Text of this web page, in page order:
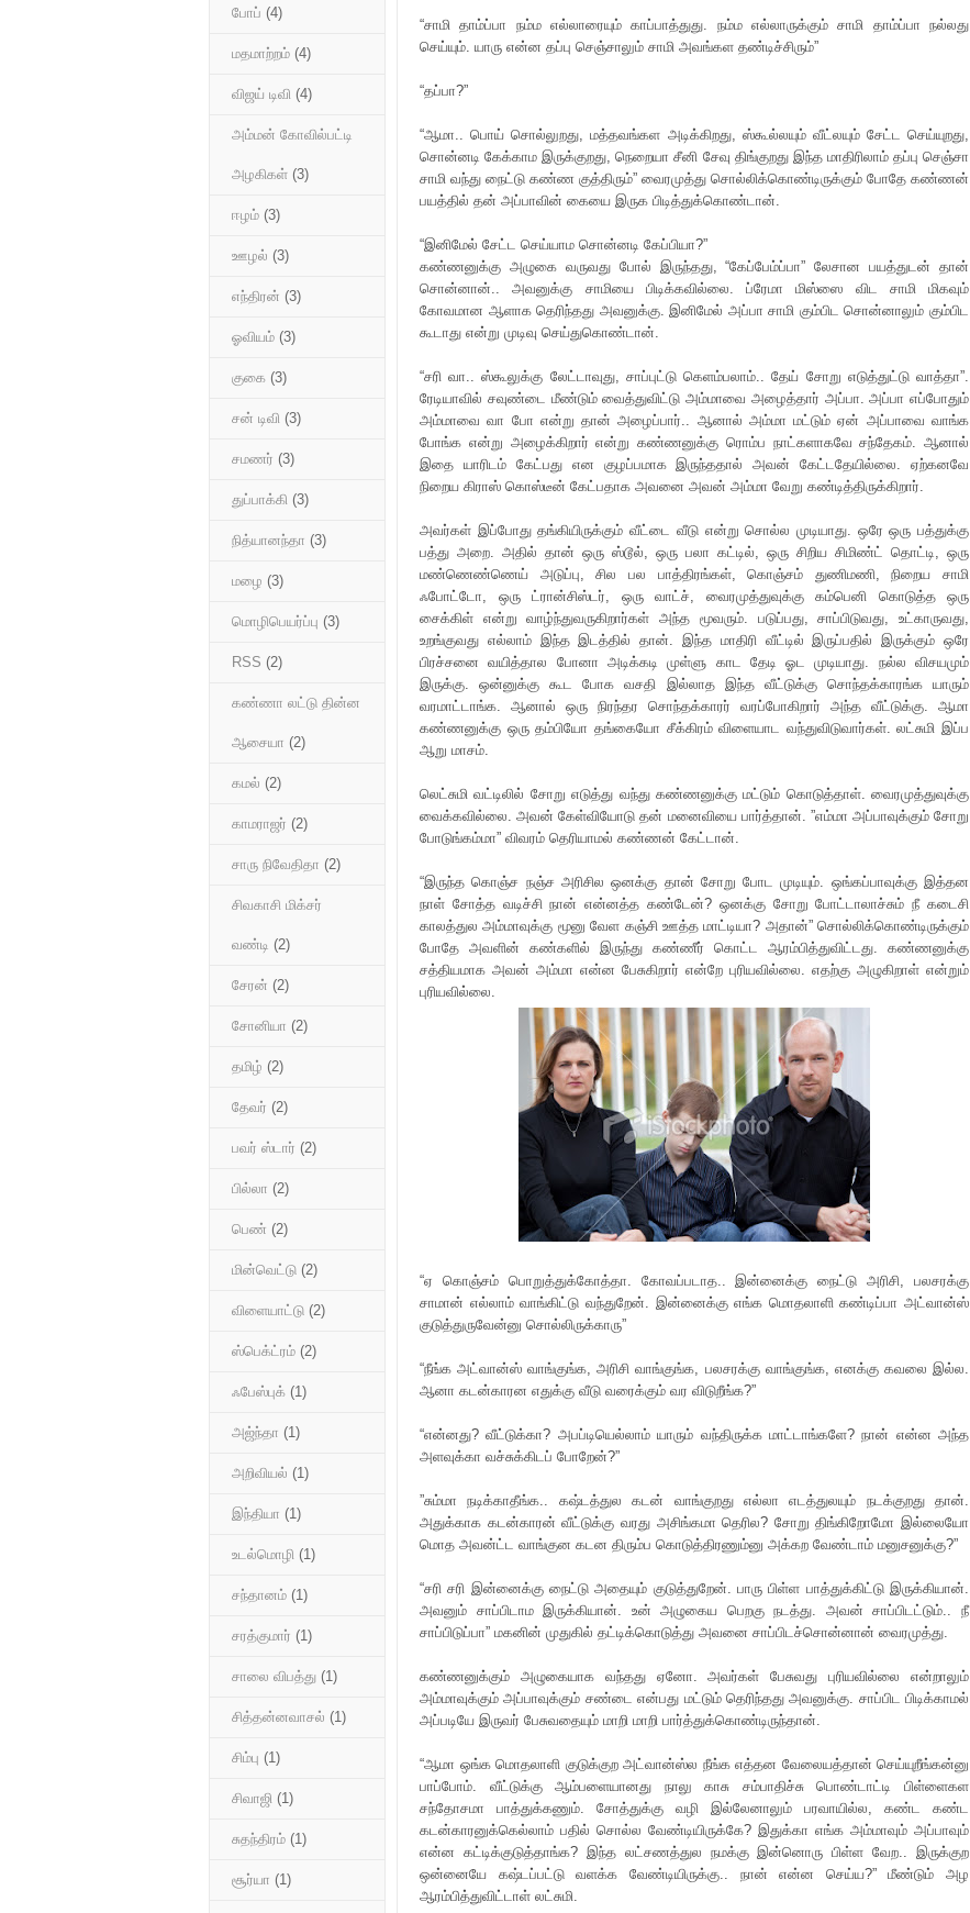
“சாமி தாம்ப்பா நம்ம எல்லாரையும் காப்பாத்துது. நம்ம எல்லாருக்கும் சாமி தாம்ப்பா நல்லது
செய்யும். யாரு என்ன தப்பு செஞ்சாலும் சாமி அவங்கள தண்டிச்சிரும்”
“தப்பா?”
“ஆமா.. பொய் சொல்லுறது, மத்தவங்கள அடிக்கிறது, ஸ்கூல்லயும் வீட்லயும் சேட்ட செய்யுறது,
சொன்னடி கேக்காம இருக்குறது, நெறையா சீனி சேவு திங்குறது இந்த மாதிரிலாம் தப்பு செஞ்சா
சாமி வந்து நைட்டு கண்ண குத்திரும்” வைரமுத்து சொல்லிக்கொண்டிருக்கும் போதே கண்ணன்
பயத்தில் தன் அப்பாவின் கையை இருக பிடித்துக்கொண்டான்.
“இனிமேல் சேட்ட செய்யாம சொன்னடி கேப்பியா?”
கண்ணனுக்கு அழுகை வருவது போல் இருந்தது, “கேப்பேம்ப்பா” லேசான பயத்துடன் தான்
சொன்னான்.. அவனுக்கு சாமியை பிடிக்கவில்லை. ப்ரேமா மிஸ்ஸை விட சாமி மிகவும்
கோவமான ஆளாக தெரிந்தது அவனுக்கு. இனிமேல் அப்பா சாமி கும்பிட சொன்னாலும் கும்பிட
கூடாது என்று முடிவு செய்துகொண்டான்.
“சரி வா.. ஸ்கூலுக்கு லேட்டாவுது, சாப்புட்டு கெளம்பலாம்.. தேய் சோறு எடுத்துட்டு வாத்தா”.
ரேடியாவில் சவுண்டை மீண்டும் வைத்துவிட்டு அம்மாவை அழைத்தார் அப்பா. அப்பா எப்போதும்
அம்மாவை வா போ என்று தான் அழைப்பார்.. ஆனால் அம்மா மட்டும் ஏன் அப்பாவை வாங்க
போங்க என்று அழைக்கிறார் என்று கண்ணனுக்கு ரொம்ப நாட்களாகவே சந்தேகம். ஆனால்
இதை யாரிடம் கேட்பது என குழப்பமாக இருந்ததால் அவன் கேட்டதேயில்லை. ஏற்கனவே
நிறைய கிராஸ் கொஸ்டீன் கேட்பதாக அவனை அவன் அம்மா வேறு கண்டித்திருக்கிறார்.
அவர்கள் இப்போது தங்கியிருக்கும் வீட்டை வீடு என்று சொல்ல முடியாது. ஒரே ஒரு பத்துக்கு
பத்து அறை. அதில் தான் ஒரு ஸ்டூல், ஒரு பலா கட்டில், ஒரு சிறிய சிமிண்ட் தொட்டி, ஒரு
மண்ணெண்ணெய் அடுப்பு, சில பல பாத்திரங்கள், கொஞ்சம் துணிமணி, நிறைய சாமி
ஃபோட்டோ, ஒரு ட்ரான்சிஸ்டர், ஒரு வாட்ச், வைரமுத்துவுக்கு கம்பெனி கொடுத்த ஒரு
சைக்கிள் என்று வாழ்ந்துவருகிறார்கள் அந்த மூவரும். படுப்பது, சாப்பிடுவது, உட்காருவது,
உறங்குவது எல்லாம் இந்த இடத்தில் தான். இந்த மாதிரி வீட்டில் இருப்பதில் இருக்கும் ஒரே
பிரச்சனை வயித்தால போனா அடிக்கடி முள்ளு காட தேடி ஓட முடியாது. நல்ல விசயமும்
இருக்கு. ஒன்னுக்கு கூட போக வசதி இல்லாத இந்த வீட்டுக்கு சொந்தக்காரங்க யாரும்
வரமாட்டாங்க. ஆனால் ஒரு நிரந்தர சொந்தக்காரர் வரப்போகிறார் அந்த வீட்டுக்கு. ஆமா
கண்ணனுக்கு ஒரு தம்பியோ தங்கையோ சீக்கிரம் விளையாட வந்துவிடுவார்கள். லட்சுமி இப்ப
ஆறு மாசம்.
லெட்சுமி வட்டிலில் சோறு எடுத்து வந்து கண்ணனுக்கு மட்டும் கொடுத்தாள். வைரமுத்துவுக்கு
வைக்கவில்லை. அவன் கேள்வியோடு தன் மனைவியை பார்த்தான். ”எம்மா அப்பாவுக்கும் சோறு
போடுங்கம்மா” விவரம் தெரியாமல் கண்ணன் கேட்டான்.
“இருந்த கொஞ்ச நஞ்ச அரிசில ஒனக்கு தான் சோறு போட முடியும். ஒங்கப்பாவுக்கு இத்தன
நாள் சோத்த வடிச்சி நான் என்னத்த கண்டேன்? ஒனக்கு சோறு போட்டாலாச்சும் நீ கடைசி
காலத்துல அம்மாவுக்கு மூனு வேள கஞ்சி ஊத்த மாட்டியா? அதான்” சொல்லிக்கொண்டிருக்கும்
போதே அவளின் கண்களில் இருந்து கண்ணீர் கொட்ட ஆரம்பித்துவிட்டது. கண்ணனுக்கு
சத்தியமாக அவன் அம்மா என்ன பேசுகிறார் என்றே புரியவில்லை. எதற்கு அழுகிறாள் என்றும்
புரியவில்லை.
“ஏ கொஞ்சம் பொறுத்துக்கோத்தா. கோவப்படாத.. இன்னைக்கு நைட்டு அரிசி, பலசரக்கு
சாமான் எல்லாம் வாங்கிட்டு வந்துறேன். இன்னைக்கு எங்க மொதலாளி கண்டிப்பா அட்வான்ஸ்
குடுத்துருவேன்னு சொல்லிருக்காரு”
“நீங்க அட்வான்ஸ் வாங்குங்க, அரிசி வாங்குங்க, பலசரக்கு வாங்குங்க, எனக்கு கவலை இல்ல.
ஆனா கடன்காரன எதுக்கு வீடு வரைக்கும் வர விடுறீங்க?”
“என்னது? வீட்டுக்கா? அபப்டியெல்லாம் யாரும் வந்திருக்க மாட்டாங்களே? நான் என்ன அந்த
அளவுக்கா வச்சுக்கிடப் போறேன்?”
”சும்மா நடிக்காதீங்க.. கஷ்டத்துல கடன் வாங்குறது எல்லா எடத்துலயும் நடக்குறது தான்.
அதுக்காக கடன்காரன் வீட்டுக்கு வரது அசிங்கமா தெரில? சோறு திங்கிறோமோ இல்லையோ
மொத அவன்ட்ட வாங்குன கடன திரும்ப கொடுத்திரணும்னு அக்கற வேண்டாம் மனுசனுக்கு?”
“சரி சரி இன்னைக்கு நைட்டு அதையும் குடுத்துறேன். பாரு பிள்ள பாத்துக்கிட்டு இருக்கியான்.
அவனும் சாப்பிடாம இருக்கியான். உன் அழுகைய பெறகு நடத்து. அவன் சாப்பிடட்டும்.. நீ
சாப்பிடுப்பா” மகனின் முதுகில் தட்டிக்கொடுத்து அவனை சாப்பிடச்சொன்னான் வைரமுத்து.
கண்ணனுக்கும் அழுகையாக வந்தது ஏனோ. அவர்கள் பேசுவது புரியவில்லை என்றாலும்
அம்மாவுக்கும் அப்பாவுக்கும் சண்டை என்பது மட்டும் தெரிந்தது அவனுக்கு. சாப்பிட பிடிக்காமல்
அப்படியே இருவர் பேசுவதையும் மாறி மாறி பார்த்துக்கொண்டிருந்தான்.
“ஆமா ஒங்க மொதலாளி குடுக்குற அட்வான்ஸ்ல நீங்க எத்தன வேலையத்தான் செய்யுறீங்கன்னு
பாப்போம். வீட்டுக்கு ஆம்பளையானது நாலு காசு சம்பாதிச்சு பொண்டாட்டி பிள்ளைகள
சந்தோசமா பாத்துக்கணும். சோத்துக்கு வழி இல்லேனாலும் பரவாயில்ல, கண்ட கண்ட
கடன்காரனுக்கெல்லாம் பதில் சொல்ல வேண்டியிருக்கே? இதுக்கா எங்க அம்மாவும் அப்பாவும்
என்ன கட்டிக்குடுத்தாங்க? இந்த லட்சணத்துல நமக்கு இன்னொரு பிள்ள வேற.. இருக்குற
ஒன்னையே கஷ்டப்பட்டு வளக்க வேண்டியிருக்கு.. நான் என்ன செய்ய?” மீண்டும் அழ
ஆரம்பித்துவிட்டாள் லட்சுமி.
போப் (4)
மதமாற்றம் (4)
விஜய் டிவி (4)
அம்மன் கோவில்பட்டி
அழகிகள் (3)
ஈழம் (3)
ஊழல் (3)
எந்திரன் (3)
ஓவியம் (3)
குகை (3)
சன் டிவி (3)
சமணர் (3)
துப்பாக்கி (3)
நித்யானந்தா (3)
மழை (3)
மொழிபெயர்ப்பு (3)
RSS (2)
கண்ணா லட்டு தின்ன
ஆசையா (2)
கமல் (2)
காமராஜர் (2)
சாரு நிவேதிதா (2)
சிவகாசி மிக்சர்
வண்டி (2)
சேரன் (2)
சோனியா (2)
தமிழ் (2)
தேவர் (2)
பவர் ஸ்டார் (2)
பில்லா (2)
பெண் (2)
மின்வெட்டு (2)
விளையாட்டு (2)
ஸ்பெக்ட்ரம் (2)
ஃபேஸ்புக் (1)
அஜ்ந்தா (1)
அறிவியல் (1)
இந்தியா (1)
உடல்மொழி (1)
சந்தானம் (1)
சரத்குமார் (1)
சாலை விபத்து (1)
சித்தன்னவாசல் (1)
சிம்பு (1)
சிவாஜி (1)
சுதந்திரம் (1)
சூர்யா (1)